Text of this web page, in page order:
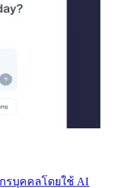
รบุคคลโดยใช้ AI​​